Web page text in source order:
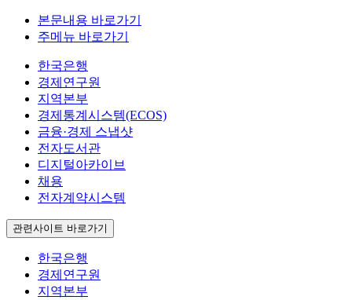
본문내용 바로가기
주메뉴 바로가기
한국은행
경제연구원
지역본부
경제통계시스템(ECOS)
금융·경제 스냅샷
전자도서관
디지털아카이브
채용
전자계약시스템
관련사이트 바로가기
한국은행
경제연구원
지역본부